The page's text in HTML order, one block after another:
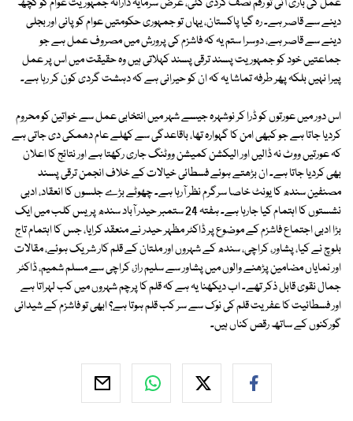
دینے سے قاصر ہے۔ رہ گیا پاکستان، یہاں تو جمہوری حکومتیں عوام کو پانی اور بجلی
دینے سے قاصر ہے، دوسرا ستم یہ کہ فاشزم کی پرورش میں مصروف عمل ہے جو
جماعتیں خود کو جمہوریت پسند ترقی پسند کہلاتی ہیں وہ حقیقت میں اس پر عمل
پیرا نہیں بلکہ پھر طرفہ تماشا یہ کہ ان کو حیرانی ہے کہ دہشت گردی کون کر رہا ہے۔
اس دور میں عورتوں کو ڈرا کر نوشہرہ جیسے شہر میں انتخابی عمل سے خواتین کو محروم
کردیا جاتا ہے جو کبھی امن کا گہوارہ تھا، باقاعدگی سے کھلے عام دھمکی دی جاتی ہے
کہ عورتیں ووٹ نہ ڈالیں اور الیکشن کمیشن ووٹنگ جاری رکھتا ہے اور نتائج کا اعلان
بھی کردیا جاتا ہے۔ ان بڑھتے ہوئے فسطائی خیالات کے خلاف انجمن ترقی پسند
مصنفین سندھ کا یونٹ خاصا سرگرم نظر آرہا ہے۔ چھوٹے بڑے جلسوں کا انعقاد، ادبی
نشستوں کا اہتمام کیا جارہا ہے۔ ہفتہ 24 ستمبر حیدر آباد سندھ پریس کلب میں ایک
بڑا ادبی اجتماع فاشزم کے موضوع پر ڈاکٹر مظہر حیدر نے منعقد کرایا، جس کا اہتمام تاج
بلوچ نے کیا، پشاور، کراچی، سندھ کے شہروں اور ملتان کے قلم کار شریک ہوئے، مقالات
اور نمایاں مضامین پڑھنے والوں میں پشاور سے سلیم راز، کراچی سے مسلم شمیم، ڈاکٹر
جمال نقوی قابل ذکر تھے۔ اب دیکھنا یہ ہے کہ قلم کا پرچم شہروں میں کب لہراتا ہے
اور فسطائیت کا عفریت قلم کی نوک سے سر کب قلم ہوتا ہے؟ ابھی تو فاشزم کے شیدائی
گورکنوں کے ساتھ رقص کناں ہیں۔